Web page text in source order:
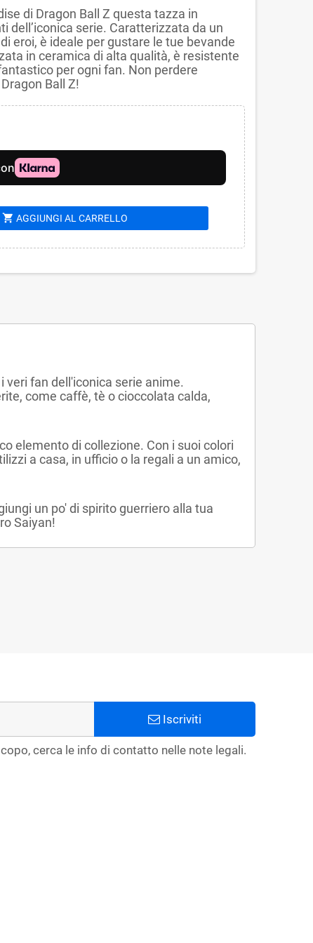
di Dragon Ball Z questa tazza in
dell’iconica serie. Caratterizzata da un
eroi, è ideale per gustare le tue bevande
in ceramica di alta qualità, è resistente
per ogni fan. Non perdere
Ball Z!
shopping_cart AGGIUNGI AL CARRELLO
veri fan dell'iconica serie anime.
come caffè, tè o cioccolata calda,
elemento di collezione. Con i suoi colori
a casa, in ufficio o la regali a un amico,
un po' di spirito guerriero alla tua
Saiyan!
Iscriviti
cerca le info di contatto nelle note legali.